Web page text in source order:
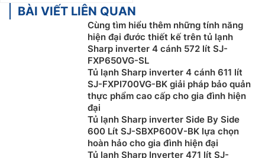
BÀI VIẾT LIÊN QUAN
Cùng tìm hiểu thêm những tính năng
hiện đại đước thiết kế trên tủ lạnh
Sharp inverter 4 cánh 572 lít SJ-
FXP650VG-SL
Tủ lạnh Sharp inverter 4 cánh 611 lít
SJ-FXPI700VG-BK giải pháp bảo quản
thực phẩm cao cấp cho gia đình hiện
đại
Tủ lạnh Sharp inverter Side By Side
600 Lít SJ-SBXP600V-BK lựa chọn
hoàn hảo cho gia đình hiện đại
Tủ lạnh Sharp Inverter 471 lít SJ-